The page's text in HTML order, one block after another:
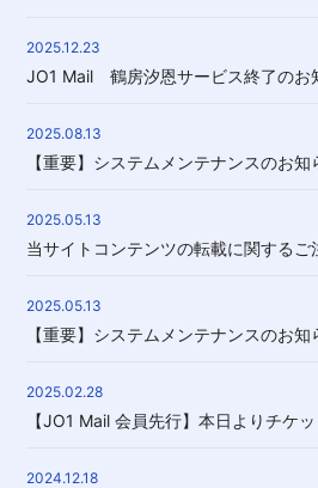
2025.12.23
JO1 Mail 鶴房汐恩サービス終了のお
2025.08.13
【重要】システムメンテナンスのお知
2025.05.13
当サイトコンテンツの転載に関するご
2025.05.13
【重要】システムメンテナンスのお知
2025.02.28
【JO1 Mail 会員先行】本日よりチケ
2024.12.18